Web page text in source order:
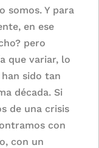
somos. Y para
en ese
pero
que variar, lo
sido tan
década. Si
de una crisis
con
con un